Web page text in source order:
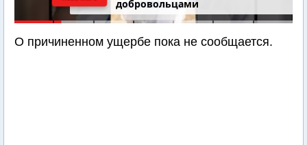
добровольцами
О причиненном ущербе пока не сообщается.